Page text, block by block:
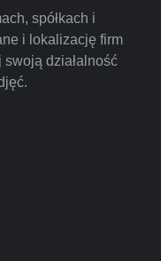
spółkach i
i lokalizację firm
działalność